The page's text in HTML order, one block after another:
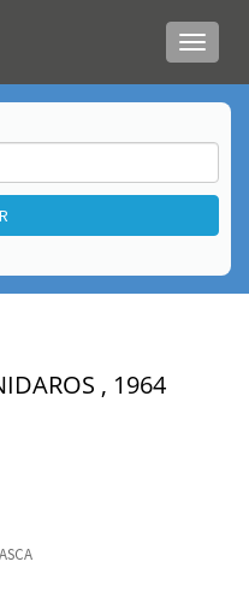
Menú
de
, 1964